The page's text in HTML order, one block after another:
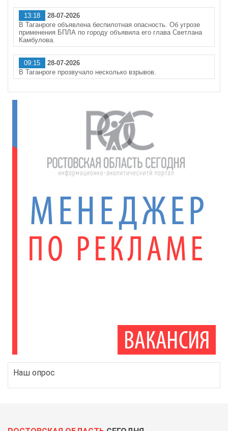
13:18
28-07-2026
В Таганроге объявлена беспилотная опасность. Об угрозе
применения БПЛА по городу объявила его глава Светлана
Камбулова.
09:15
28-07-2026
В Таганроге прозвучало несколько взрывов.
Наш опрос